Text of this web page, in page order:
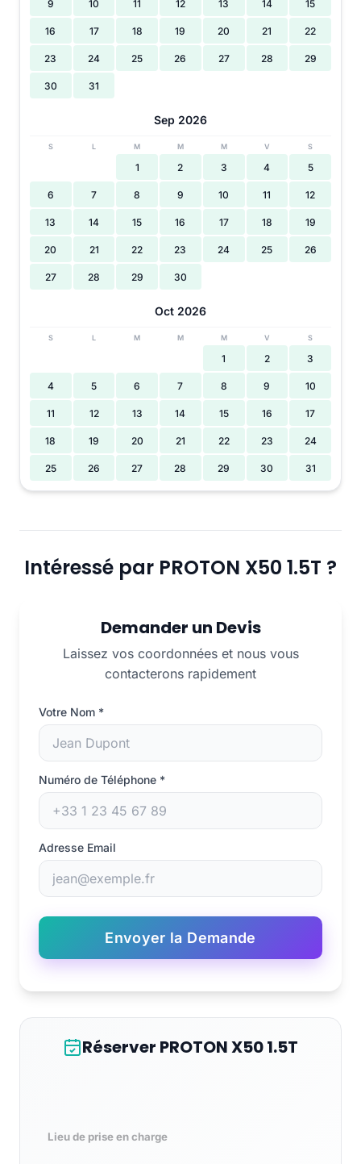
9 10 11 12 13 14 15
16 17 18 19 20 21 22
23 24 25 26 27 28 29
30 31
Sep 2026
S L M M M V S
1 2 3 4 5
6 7 8 9 10 11 12
13 14 15 16 17 18 19
20 21 22 23 24 25 26
27 28 29 30
Oct 2026
S L M M M V S
1 2 3
4 5 6 7 8 9 10
11 12 13 14 15 16 17
18 19 20 21 22 23 24
25 26 27 28 29 30 31
Intéressé par PROTON X50 1.5T ?
Demander un Devis
Laissez vos coordonnées et nous vous
contacterons rapidement
Votre Nom *
Numéro de Téléphone *
Adresse Email
Envoyer la Demande
Réserver PROTON X50 1.5T